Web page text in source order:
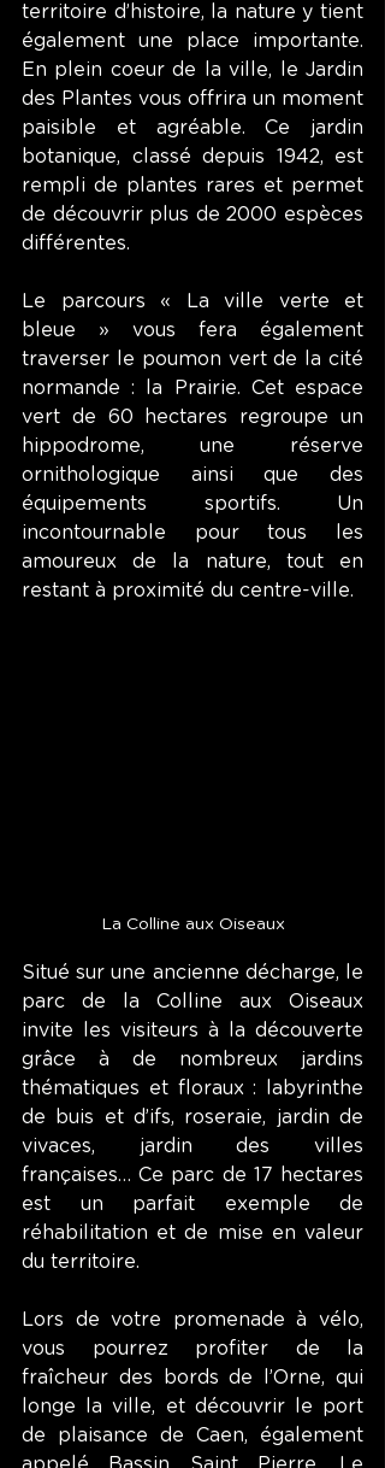
territoire d’histoire, la nature y tient
également une place importante.
En plein coeur de la ville, le Jardin
des Plantes vous offrira un moment
paisible et agréable. Ce jardin
botanique, classé depuis 1942, est
rempli de plantes rares et permet
de découvrir plus de 2000 espèces
différentes.
Le parcours « La ville verte et
bleue » vous fera également
traverser le poumon vert de la cité
normande : la Prairie. Cet espace
vert de 60 hectares regroupe un
hippodrome, une réserve
ornithologique ainsi que des
équipements sportifs. Un
incontournable pour tous les
amoureux de la nature, tout en
restant à proximité du centre-ville.
La Colline aux Oiseaux
Situé sur une ancienne décharge, le
parc de la Colline aux Oiseaux
invite les visiteurs à la découverte
grâce à de nombreux jardins
thématiques et floraux : labyrinthe
de buis et d’ifs, roseraie, jardin de
vivaces, jardin des villes
françaises… Ce parc de 17 hectares
est un parfait exemple de
réhabilitation et de mise en valeur
du territoire.
Lors de votre promenade à vélo,
vous pourrez profiter de la
fraîcheur des bords de l’Orne, qui
longe la ville, et découvrir le port
de plaisance de Caen, également